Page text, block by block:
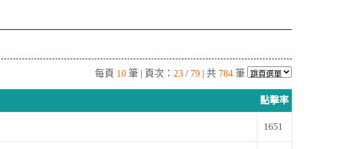
每頁 10 筆 | 頁次： 23 / 79 | 共 784 筆
點擊率
1651